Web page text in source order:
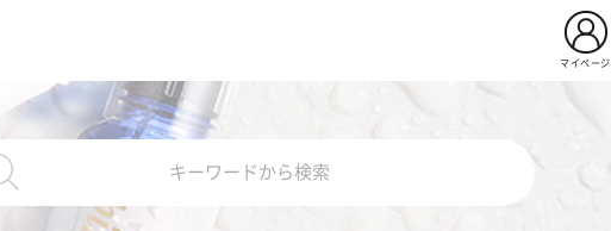
マイページ
商品一覧